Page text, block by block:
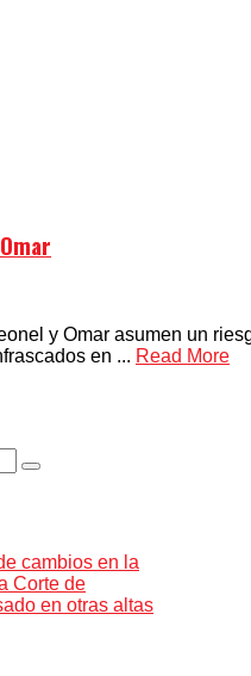
y Omar asumen un
en ... Read More